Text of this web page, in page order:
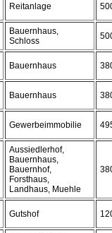
Reitanlage
Bauernhaus,
Schloss
Bauernhaus
Bauernhaus
Gewerbeimmobilie
Aussiedlerhof,
Bauernhaus,
Bauernhof,
Forsthaus,
Landhaus, Muehle
Gutshof